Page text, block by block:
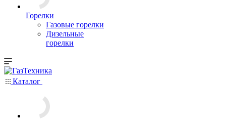
Горелки
Газовые горелки
Дизельные
горелки
Каталог